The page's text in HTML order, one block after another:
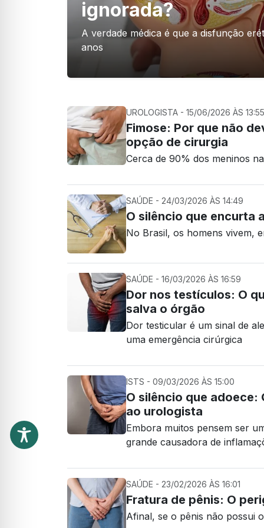
ignorada?
A verdade médica é que a disfunção
anos
UROLOGISTA - 15/06/2026 ÀS 13:55
Fimose: Por que não
opção de cirurgia
Cerca de 90% dos meninos
SAÚDE - 24/03/2026 ÀS 14:49
O silêncio que encurta
No Brasil, os homens vivem,
SAÚDE - 16/03/2026 ÀS 16:59
Dor nos testículos: O
salva o órgão
Dor testicular é um sinal de
uma emergência cirúrgica
ISTS - 09/03/2026 ÀS 15:00
O silêncio que
ao urologista
Embora muitos pensem ser
grande causadora de
SAÚDE - 23/02/2026 ÀS 16:01
Fratura de pênis: O
Afinal, se o pênis não possui